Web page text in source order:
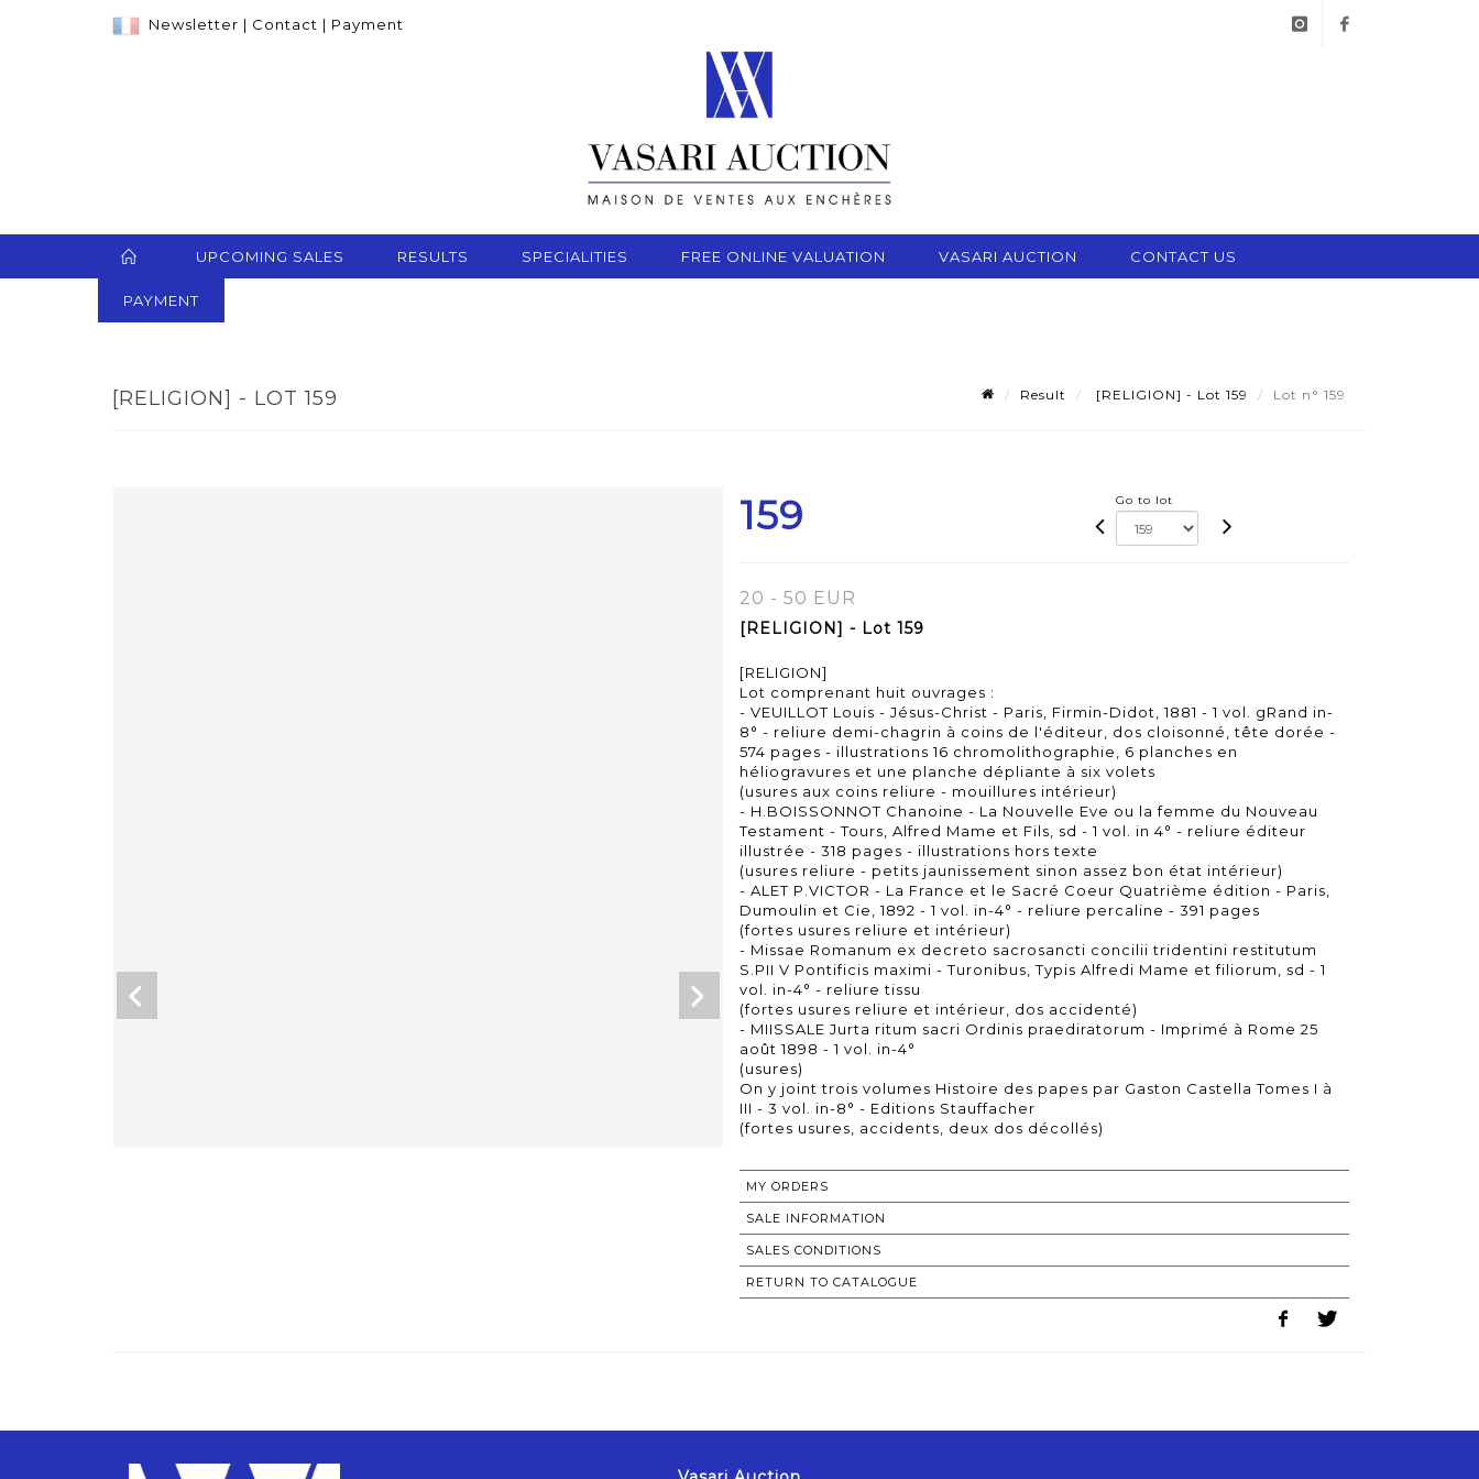
Newsletter | Contact | Payment
UPCOMING SALES RESULTS SPECIALITIES FREE ONLINE VALUATION VASARI AUCTION CONTACT US
PAYMENT
[RELIGION] - LOT 159 Result [RELIGION] - Lot 159 Lot n° 159
159 Go to lot
20 - 50 EUR
[RELIGION] - Lot 159
[RELIGION]
Lot comprenant huit ouvrages :
- VEUILLOT Louis - Jésus-Christ - Paris, Firmin-Didot, 1881 - 1 vol. gRand in-
8° - reliure demi-chagrin à coins de l'éditeur, dos cloisonné, tête dorée -
574 pages - illustrations 16 chromolithographie, 6 planches en
héliogravures et une planche dépliante à six volets
(usures aux coins reliure - mouillures intérieur)
- H.BOISSONNOT Chanoine - La Nouvelle Eve ou la femme du Nouveau
Testament - Tours, Alfred Mame et Fils, sd - 1 vol. in 4° - reliure éditeur
illustrée - 318 pages - illustrations hors texte
(usures reliure - petits jaunissement sinon assez bon état intérieur)
- ALET P.VICTOR - La France et le Sacré Coeur Quatrième édition - Paris,
Dumoulin et Cie, 1892 - 1 vol. in-4° - reliure percaline - 391 pages
(fortes usures reliure et intérieur)
- Missae Romanum ex decreto sacrosancti concilii tridentini restitutum
S.PII V Pontificis maximi - Turonibus, Typis Alfredi Mame et filiorum, sd - 1
vol. in-4° - reliure tissu
(fortes usures reliure et intérieur, dos accidenté)
- MIISSALE Jurta ritum sacri Ordinis praediratorum - Imprimé à Rome 25
août 1898 - 1 vol. in-4°
(usures)
On y joint trois volumes Histoire des papes par Gaston Castella Tomes I à
III - 3 vol. in-8° - Editions Stauffacher
(fortes usures, accidents, deux dos décollés)
MY ORDERS
SALE INFORMATION
SALES CONDITIONS
RETURN TO CATALOGUE